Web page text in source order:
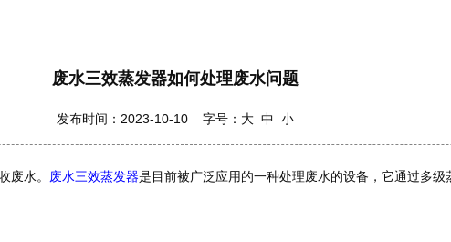
废水三效蒸发器如何处理废水问题
发布时间：2023-10-10 字号： 大 中 小
废水。 废水三效蒸发器是目前被广泛应用的一种处理废水的设备，它通过多